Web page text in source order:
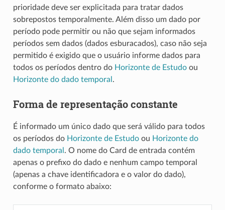
prioridade deve ser explicitada para tratar dados
sobrepostos temporalmente. Além disso um dado por
período pode permitir ou não que sejam informados
períodos sem dados (dados esburacados), caso não seja
permitido é exigido que o usuário informe dados para
todos os períodos dentro do Horizonte de Estudoou
Horizonte do dado temporal .
Forma de representação constante
É informado um único dado que será válido para todos
os períodos do Horizonte de Estudoou Horizonte do
dado temporal . O nome do Card de entrada contém
apenas o prefixo do dado e nenhum campo temporal
(apenas a chave identificadora e o valor do dado),
conforme o formato abaixo: